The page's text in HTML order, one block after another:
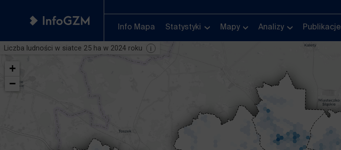
Info Mapa Statystyki Mapy Analizy Publikacje